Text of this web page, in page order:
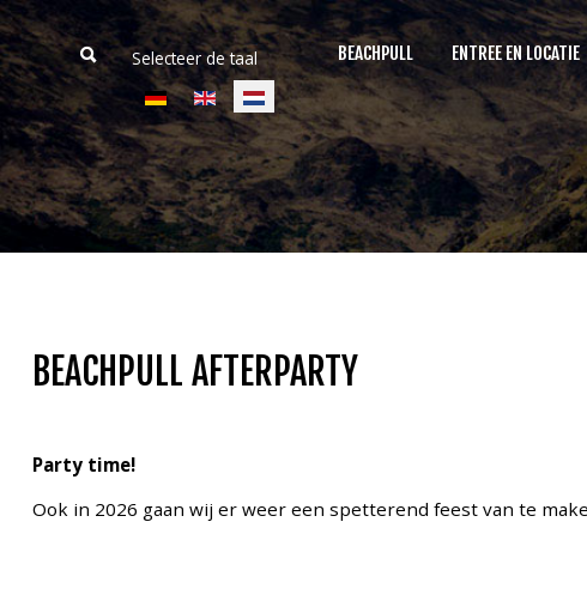
Activiteiten
Selecteer de taal BEACHPULL ENTREE EN LOCATIE
BEACHPULL AFTERPARTY
Party time!
Ook in 2026 gaan wij er weer een spetterend feest van te